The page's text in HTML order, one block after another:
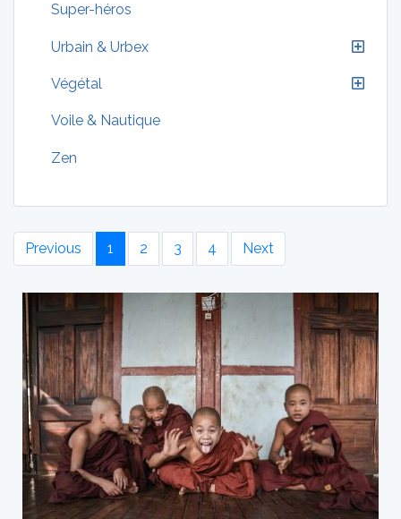
Super-héros
Urbain & Urbex
Végétal
Voile & Nautique
Zen
Previous 1 2 3 4 Next